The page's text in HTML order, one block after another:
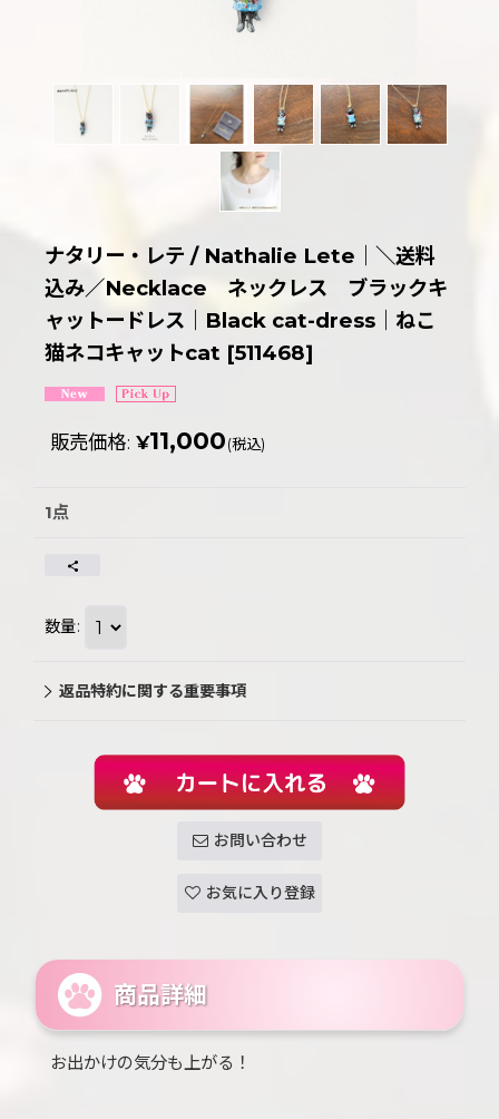
ナタリー・レテ / Nathalie Lete｜＼送料
込み／Necklace ネックレス ブラックキ
ャットードレス｜Black cat-dress｜ねこ
猫ネコキャットcat [511468]
販売価格: ¥11,000(税込)
1点
数量:
返品特約に関する重要事項
お問い合わせ
お気に入り登録
商品詳細
お出かけの気分も上がる！